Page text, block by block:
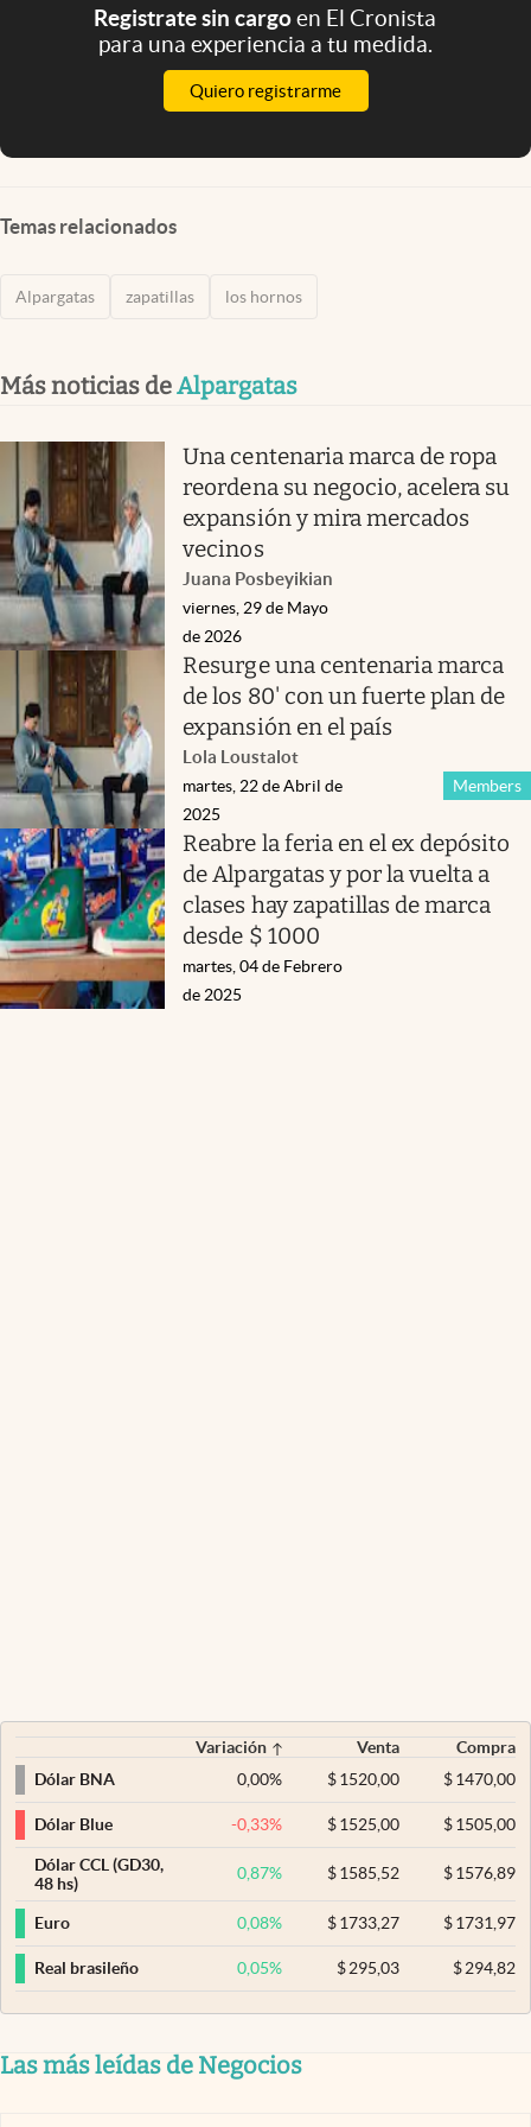
Registrate sin cargoen El Cronista
para una experiencia a tu medida.
Quiero registrarme
Temas relacionados
Alpargatas zapatillas los hornos
Más noticias deAlpargatas
Una centenaria marca de ropa
reordena su negocio, acelera su
expansión y mira mercados
vecinos
Juana Posbeyikian
viernes, 29 de Mayo
de 2026
Resurge una centenaria marca
de los 80' con un fuerte plan de
expansión en el país
Lola Loustalot
Members
martes, 22 de Abril de
2025
Reabre la feria en el ex depósito
de Alpargatas y por la vuelta a
clases hay zapatillas de marca
desde $ 1000
martes, 04 de Febrero
de 2025
Variación Venta
Compra
Dólar BNA
0,00% $ 1520,00 $1470,00
Dólar Blue -0,33% $ 1525,00 $1505,00
Dólar CCL (GD30,
48 hs)
0,87% $ 1585,52 $1576,89
Euro 0,08% $ 1733,27 $1731,97
Real brasileño 0,05% $ 295,03 $294,82
Las más leídas de Negocios